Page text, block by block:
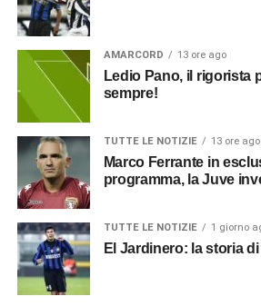
AMARCORD 13 ore ago
Ledio Pano, il rigorista
sempre!
TUTTE LE NOTIZIE 13 ore ago
Marco Ferrante in
programma, la Juve
TUTTE LE NOTIZIE 1 giorno
El Jardinero: la storia